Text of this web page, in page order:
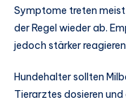
Symptome treten meist
der Regel wieder ab.
jedoch stärker
Hundehalter sollten
Tierarztes dosieren